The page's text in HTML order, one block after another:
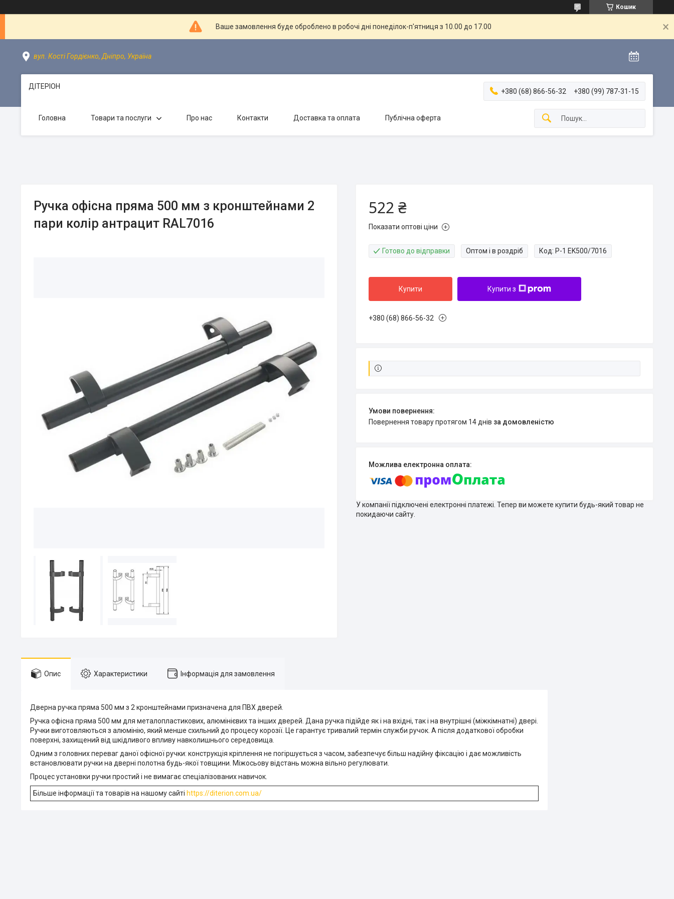
Кошик
Ваше замовлення буде оброблено в робочі дні понеділок-п'ятниця з 10.00 до 17.00
вул. Кості Гордієнко, Дніпро, Україна
ДІТЕРІОН
+380 (68) 866-56-32 +380 (99) 787-31-15
Головна Товари та послуги Про нас Контакти Доставка та оплата Публічна оферта
Ручка офісна пряма 500 мм з кронштейнами 2
пари колір антрацит RAL7016
522 ₴
Показати оптові ціни
Готово до відправки Оптом і в роздріб Код: P-1 EK500/7016
Купити Купити з
+380 (68) 866-56-32
повернення товару протягом 14 днів за домовленістю
У компанії підключені електронні платежі. Тепер ви можете купити будь-який товар не
покидаючи сайту.
Опис Характеристики Інформація для замовлення
Дверна ручка пряма 500 мм з 2 кронштейнами призначена для ПВХ дверей.
Ручка офісна пряма 500 мм для металопластикових, алюмінієвих та інших дверей. Дана ручка підійде як і на вхідні, так і на внутрішні (міжкімнатні) двері.
Ручки виготовляються з алюмінію, який менше схильний до процесу корозії. Це гарантує тривалий термін служби ручок. А після додаткової обробки
поверхні, захищений від шкідливого впливу навколишнього середовища.
Одним з головних переваг даної офісної ручки: конструкція кріплення не погіршується з часом, забезпечує більш надійну фіксацію і дає можливість
встановлювати ручки на дверні полотна будь-якої товщини. Міжосьову відстань можна вільно регулювати.
Процес установки ручки простий і не вимагає спеціалізованих навичок.
Більше інформації та товарів на нашому сайті https://diterion.com.ua/